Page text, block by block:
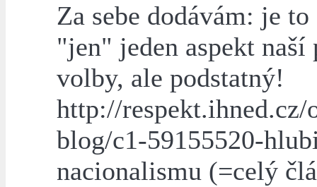
Za sebe dodávám: je to
"jen" jeden aspekt naší
volby, ale podstatný!
http://respekt.ihned.cz/
blog/c1-59155520-
nacionalismu (=celý